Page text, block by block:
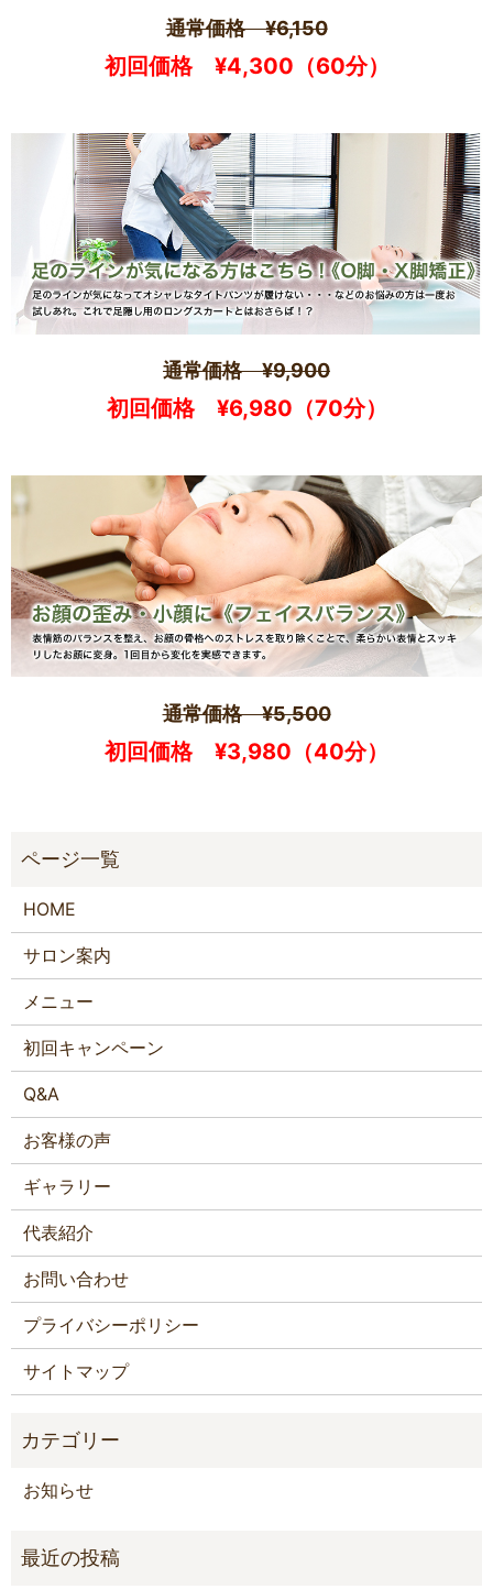
通常価格 ¥6,150
初回価格 ¥4,300（60分）
通常価格 ¥9,900
初回価格 ¥6,980（70分）
通常価格 ¥5,500
初回価格 ¥3,980（40分）
HOME
サロン案内
メニュー
初回キャンペーン
Q&A
お客様の声
ギャラリー
代表紹介
お問い合わせ
プライバシーポリシー
サイトマップ
お知らせ